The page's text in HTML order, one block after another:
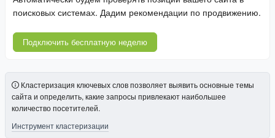
поисковых системах. Дадим рекомендации по продвижению.
Подключить бесплатную неделю
Кластеризация ключевых слов позволяет выявить основные темы
сайта и определить, какие запросы привлекают наибольшее
количество посетителей.
Инструмент кластеризации